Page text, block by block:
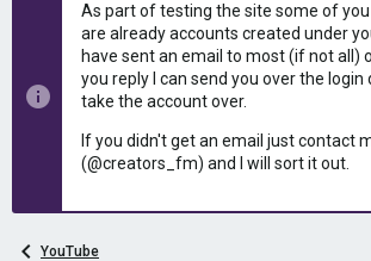
t
a
t
d
a
t
e
As part of testing the site some of
are already accounts created under
have sent an email to most (if not all)
you reply I can send you over the login
take the account over.
If you didn't get an email just contact
(@creators_fm) and I will sort it out.
YouTube